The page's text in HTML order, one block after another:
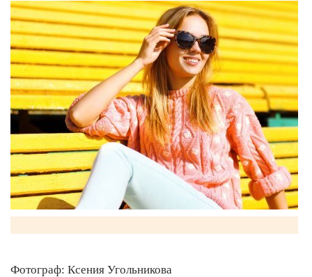
Фотограф: Ксения Угольникова